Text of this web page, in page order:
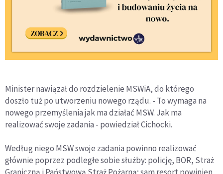
Minister nawiązał do rozdzielenie MSWiA, do którego
doszło tuż po utworzeniu nowego rządu. - To wymaga na
nowego przemyślenia jak ma działać MSW. Jak ma
realizować swoje zadania - powiedział Cichocki.
Według niego MSW swoje zadania powinno realizować
głównie poprzez podległe sobie służby: policję, BOR, Straż